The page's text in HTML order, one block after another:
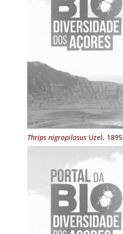
Thrips nigropilosusUzel, 1895